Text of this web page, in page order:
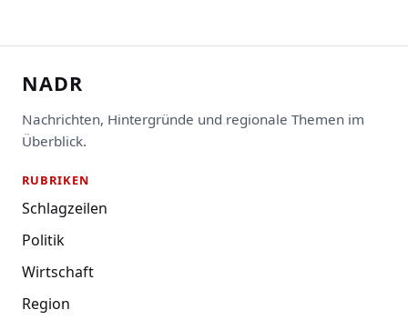
NADR
Nachrichten, Hintergründe und regionale Themen im
Überblick.
RUBRIKEN
Schlagzeilen
Politik
Wirtschaft
Region